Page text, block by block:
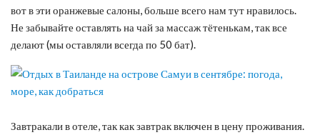
вот в эти оранжевые салоны, больше всего нам тут нравилось.
Не забывайте оставлять на чай за массаж тётенькам, так все
делают (мы оставляли всегда по 50 бат).
Завтракали в отеле, так как завтрак включен в цену проживания.